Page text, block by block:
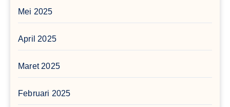
Mei 2025
April 2025
Maret 2025
Februari 2025